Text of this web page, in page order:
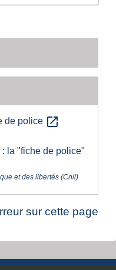
de police open_in_new
la "fiche de police"
et des libertés (Cnil)
sur cette page